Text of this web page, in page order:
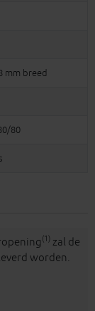
mm breed
80
(1) zal de
worden.